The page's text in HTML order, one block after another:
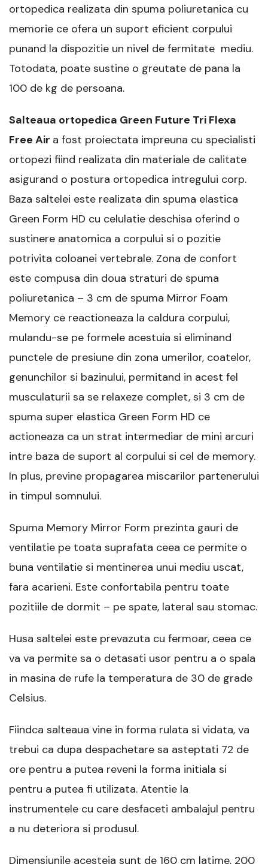
ortopedica realizata din spuma poliuretanica cu
memorie ce ofera un suport eficient corpului
punand la dispozitie un nivel de fermitate mediu.
Totodata, poate sustine o greutate de pana la
100 de kg de persoana.
Salteaua ortopedica Green Future Tri Flexa
Free Air a fost proiectata impreuna cu specialisti
ortopezi fiind realizata din materiale de calitate
asigurand o postura ortopedica intregului corp.
Baza saltelei este realizata din spuma elastica
Green Form HD cu celulatie deschisa oferind o
sustinere anatomica a corpului si o pozitie
potrivita coloanei vertebrale. Zona de confort
este compusa din doua straturi de spuma
poliuretanica – 3 cm de spuma Mirror Foam
Memory ce reactioneaza la caldura corpului,
mulandu-se pe formele acestuia si eliminand
punctele de presiune din zona umerilor, coatelor,
genunchilor si bazinului, permitand in acest fel
musculaturii sa se relaxeze complet, si 3 cm de
spuma super elastica Green Form HD ce
actioneaza ca un strat intermediar de mini arcuri
intre baza de suport al corpului si cel de memory.
In plus, previne propagarea miscarilor partenerului
in timpul somnului.
Spuma Memory Mirror Form prezinta gauri de
ventilatie pe toata suprafata ceea ce permite o
buna ventilatie si mentinerea unui mediu uscat,
fara acarieni. Este confortabila pentru toate
pozitiile de dormit – pe spate, lateral sau stomac.
Husa saltelei este prevazuta cu fermoar, ceea ce
va va permite sa o detasati usor pentru a o spala
in masina de rufe la temperatura de 30 de grade
Celsius.
Fiindca salteaua vine in forma rulata si vidata, va
trebui ca dupa despachetare sa asteptati 72 de
ore pentru a putea reveni la forma initiala si
pentru a putea fi utilizata. Atentie la
instrumentele cu care desfaceti ambalajul pentru
a nu deteriora si produsul.
Dimensiunile acesteia sunt de 160 cm latime, 200